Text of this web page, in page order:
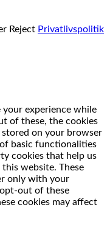
Reject Privatlivspolitik
your experience while
of these, the cookies
stored on your browser
basic functionalities
cookies that help us
website. These
only with your
out of these
cookies may affect